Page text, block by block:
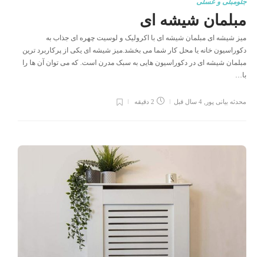
جلومبلی و عسلی
مبلمان شیشه ای
میز شیشه ای مبلمان شیشه ای با اکرولیک و لوسیت چهره ای جذاب به
دکوراسیون خانه یا محل کار شما می بخشد.میز شیشه ای یکی از پرکاربرد ترین
مبلمان شیشه ای در دکوراسیون هایی به سبک مدرن است. که می توان آن ها را
با…
محدثه بیانی پور 4 سال قبل 2 دقیقه